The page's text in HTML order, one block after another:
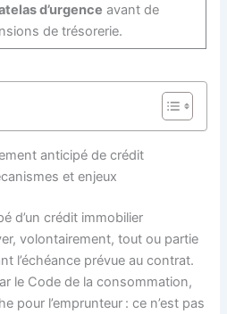
d’urgence avant de
de trésorerie.
anticipé de crédit
et enjeux
d’un crédit immobilier
volontairement, tout ou partie
l’échéance prévue au contrat.
le Code de la consommation,
pour l’emprunteur : ce n’est pas